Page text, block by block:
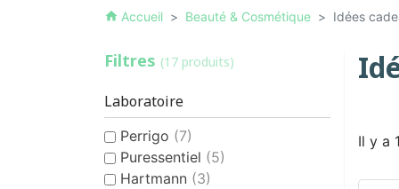
home Accueil Beauté & Cosmétique Idées
Filtres (17 produits)
Laboratoire
Perrigo (7)
Puressentiel (5)
Hartmann (3)
Il y a